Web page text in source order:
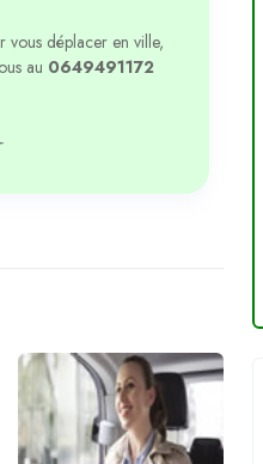
vous déplacer en ville,
au 0649491172